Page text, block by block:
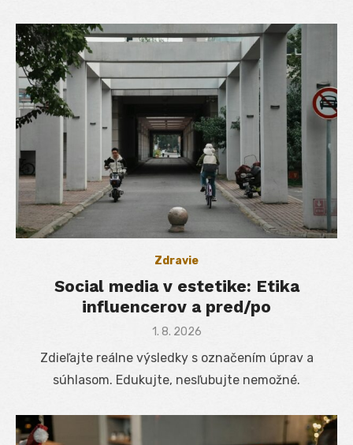
Zdravie
Social media v estetike: Etika
influencerov a pred/po
Posted
1. 8. 2026
Zdieľajte reálne výsledky s označením úprav a
súhlasom. Edukujte, nesľubujte nemožné.